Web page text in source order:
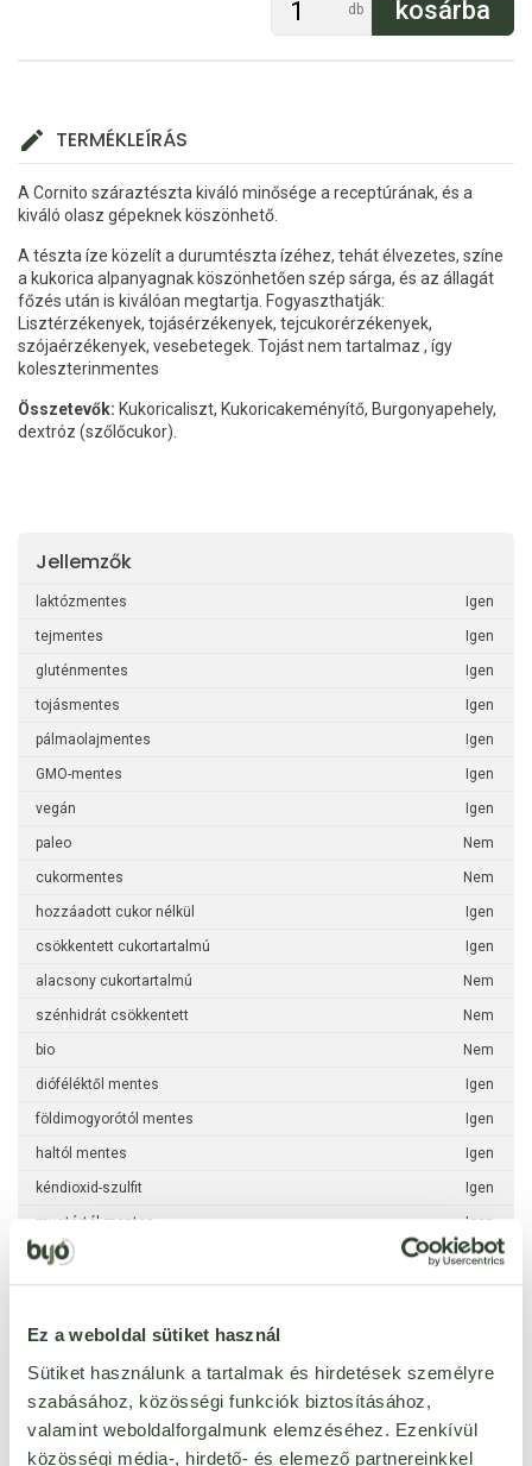
Ez a weboldal sütiket használ
Sütiket használunk a tartalmak és hirdetések személyre
szabásához, közösségi funkciók biztosításához,
valamint weboldalforgalmunk elemzéséhez. Ezenkívül
közösségi média-, hirdető- és elemező partnereinkkel
db
TERMÉKLEÍRÁS
A Cornito száraztészta kiváló minősége a receptúrának, és a
kiváló olasz gépeknek köszönhető.
A tészta íze közelít a durumtészta ízéhez, tehát élvezetes, színe
a kukorica alpanyagnak köszönhetően szép sárga, és az állagát
főzés után is kiválóan megtartja. Fogyaszthatják:
Lisztérzékenyek, tojásérzékenyek, tejcukorérzékenyek,
szójaérzékenyek, vesebetegek. Tojást nem tartalmaz , így
koleszterinmentes
Összetevők: Kukoricaliszt, Kukoricakeményítő, Burgonyapehely,
dextróz (szőlőcukor).
Jellemzők
laktózmentes Igen
tejmentes Igen
gluténmentes Igen
tojásmentes Igen
pálmaolajmentes Igen
GMO-mentes Igen
vegán Igen
paleo Nem
cukormentes Nem
hozzáadott cukor nélkül Igen
csökkentett cukortartalmú Igen
alacsony cukortartalmú Nem
szénhidrát csökkentett Nem
bio Nem
dióféléktől mentes Igen
földimogyorótól mentes Igen
haltól mentes Igen
kéndioxid-szulfit Igen
mustártól mentes Igen
puhatestűektől mentes Igen
szezámmagtól mentes
csillagfürttől mentes
méztől mentes Igen